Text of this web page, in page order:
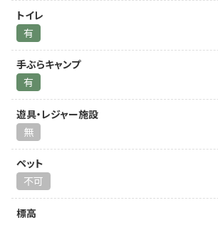
トイレ
有
手ぶらキャンプ
有
遊具・レジャー施設
無
ペット
不可
標高